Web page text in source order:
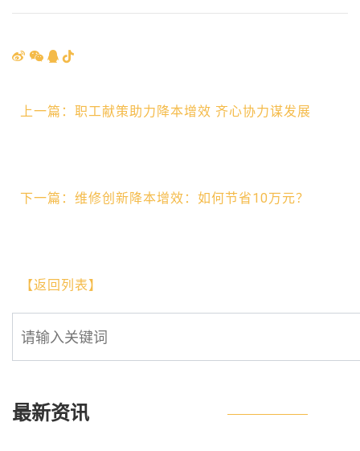
上一篇：职工献策助力降本增效 齐心协力谋发展
下一篇：维修创新降本增效：如何节省10万元？
【返回列表】
最新资讯